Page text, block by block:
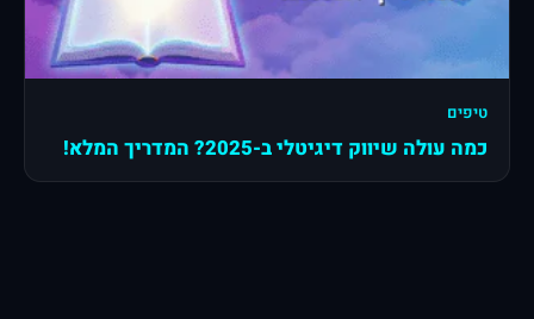
טיפים
כמה עולה שיווק דיגיטלי ב-2025? המדריך המלא!